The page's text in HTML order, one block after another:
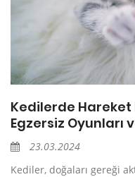
Kedilerde
Egzersiz Oyunları
23.03.2024
Kediler, doğaları gereği